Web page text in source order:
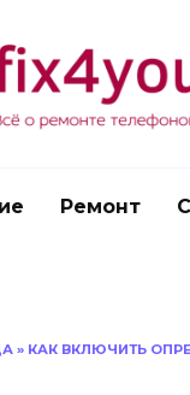
Ремонт
» КАК ВКЛЮЧИТЬ